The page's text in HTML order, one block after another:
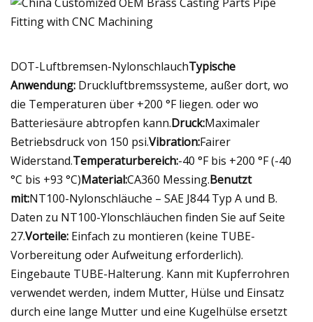
DOT-Luftbremsen-NylonschlauchTypische
Anwendung: Druckluftbremssysteme, außer dort, wo
die Temperaturen über +200 °F liegen. oder wo
Batteriesäure abtropfen kann.Druck:Maximaler
Betriebsdruck von 150 psi.Vibration:Fairer
Widerstand.Temperaturbereich:-40 °F bis +200 °F (-40
°C bis +93 °C)Material:CA360 Messing.Benutzt
mit:NT100-Nylonschläuche – SAE J844 Typ A und B.
Daten zu NT100-Ylonschläuchen finden Sie auf Seite
27.Vorteile: Einfach zu montieren (keine TUBE-
Vorbereitung oder Aufweitung erforderlich).
Eingebaute TUBE-Halterung. Kann mit Kupferrohren
verwendet werden, indem Mutter, Hülse und Einsatz
durch eine lange Mutter und eine Kugelhülse ersetzt